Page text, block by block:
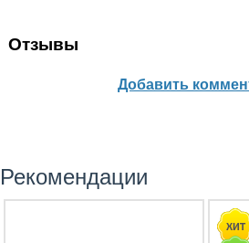
Отзывы
Добавить
Рекомендации